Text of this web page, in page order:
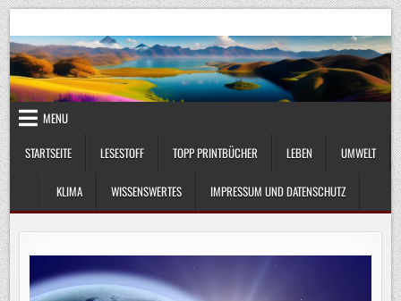
Skip
to
content
UmweltKlima.com
MENU
STARTSEITE
LESESTOFF TOPP PRINTBÜCHER LEBEN UMWELT
KLIMA WISSENSWERTES IMPRESSUM UND DATENSCHUTZ